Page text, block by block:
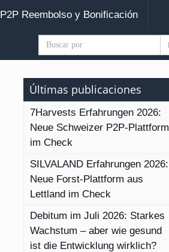
P2P Reembolso y Bonificación
Últimas publicaciones
7Harvests Erfahrungen 2026:
Neue Schweizer P2P-Plattform
im Check
SILVALAND Erfahrungen 2026:
Neue Forst-Plattform aus
Lettland im Check
Debitum im Juli 2026: Starkes
Wachstum – aber wie gesund
ist die Entwicklung wirklich?